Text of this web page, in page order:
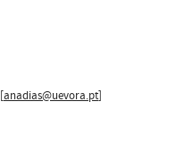
[anadias@uevora.pt]